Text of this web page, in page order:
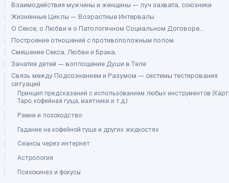
Взаимодействия мужчины и женщины — луч захвата, союзники
Жизненные Циклы — Возрастные Интервалы
О Сексе, о Любви и о Патологичном Социальном Договоре...
Построение отношений с противоположным полом
Смешение Секса, Любви и Брака.
Зачатие детей — воплощение Души в Теле
Связь между Подсознанием и Разумом — системы тестирования
ситуаций
Принцип предсказаний с использованием любых инструментов
Таро, кофейная гуща, маятники и т.д.)
Рамки и лозоходство
Гадание на кофейной гуще и других жидкостях
Сеансы через интернет
Астрология
Психокинез и фокусы